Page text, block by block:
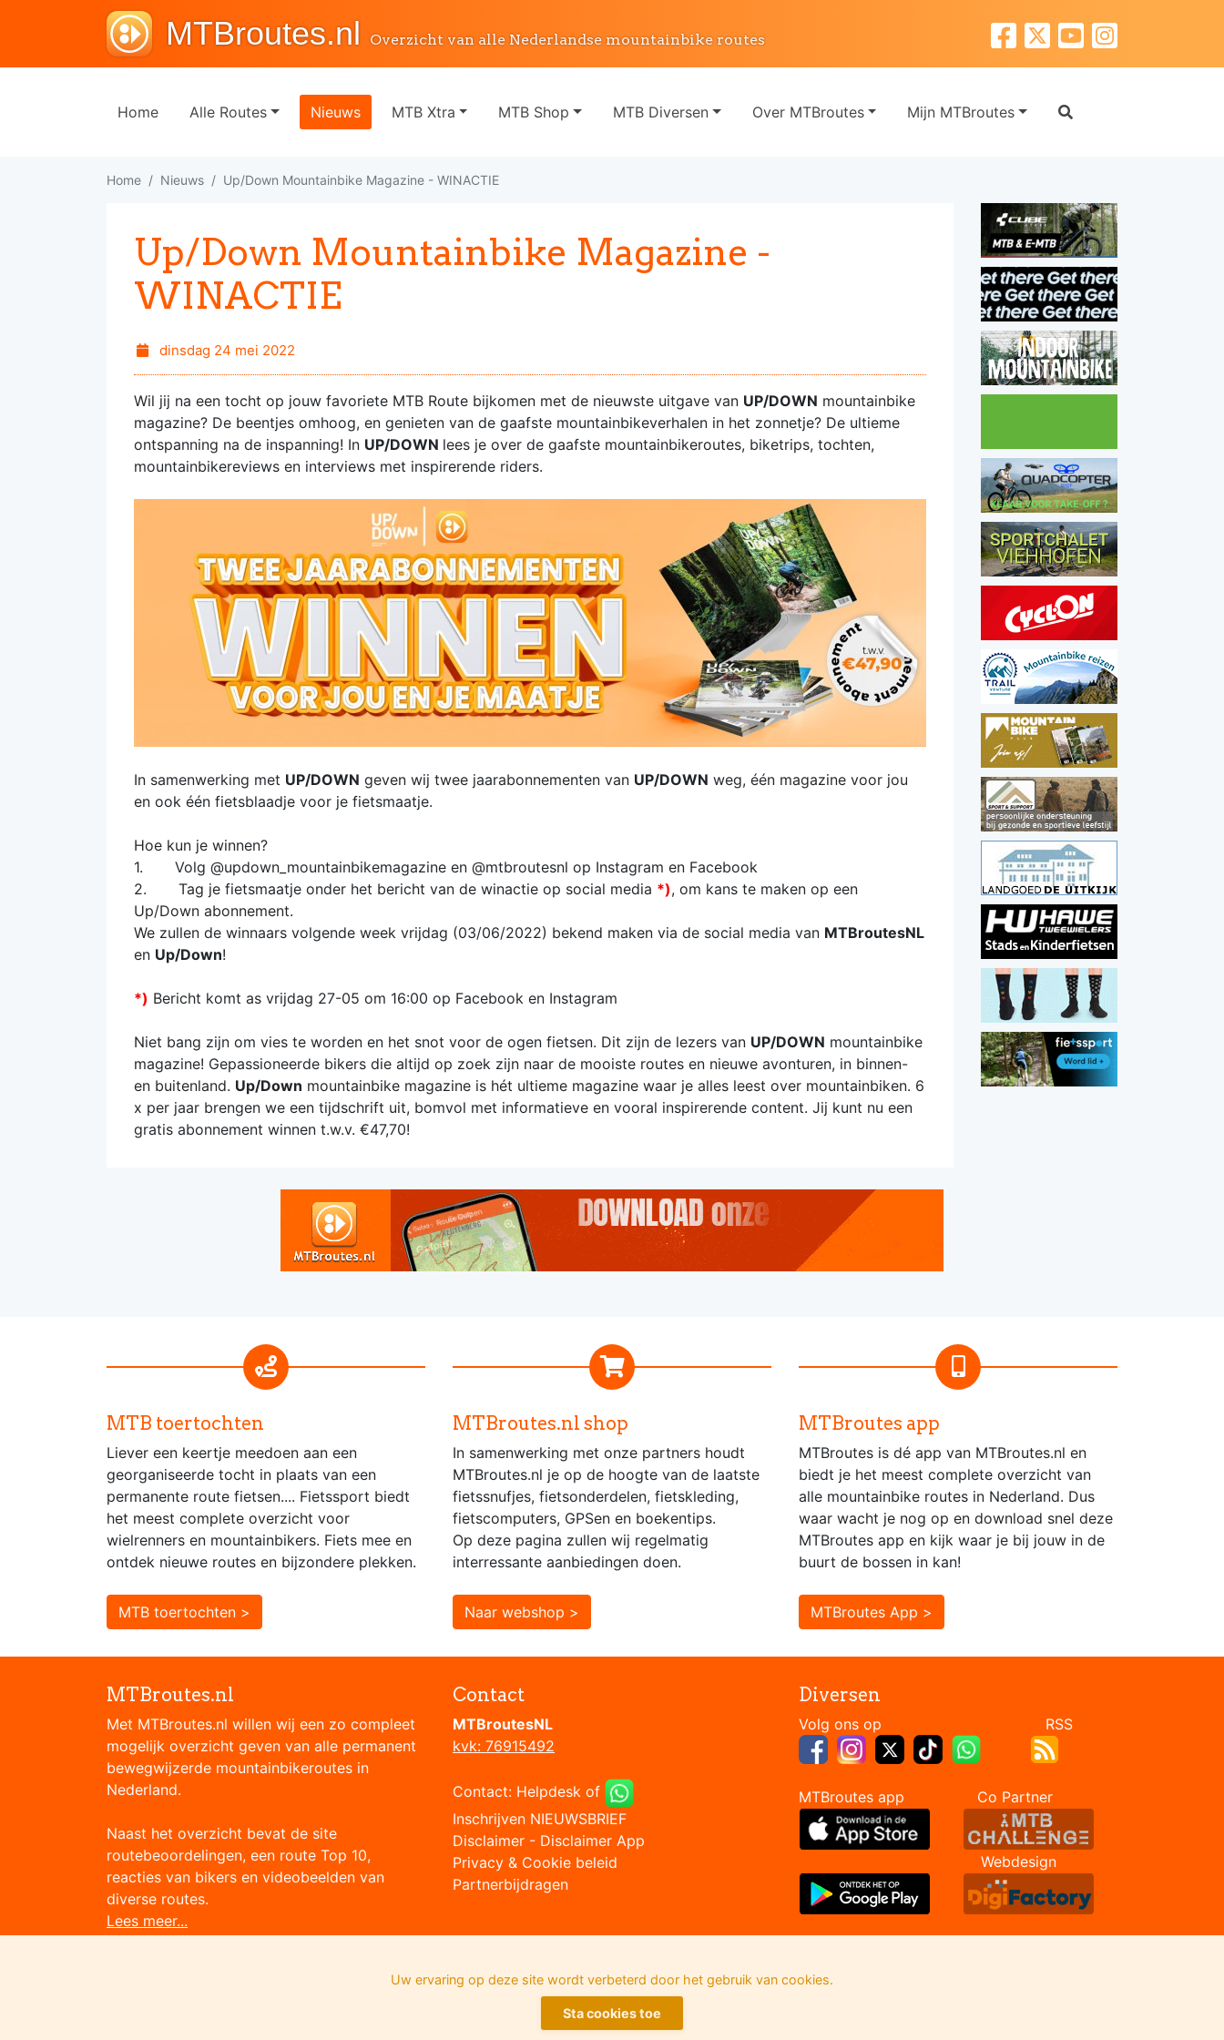
MTBroutes.nl Overzicht van alle Nederlandse mountainbike routes
Home Alle Routes Nieuws MTB Xtra MTB Shop MTB Diversen Over MTBroutes Mijn MTBroutes
Home Nieuws Up/Down Mountainbike Magazine - WINACTIE
Up/Down Mountainbike Magazine -
WINACTIE
dinsdag 24 mei 2022
Wil jij na een tocht op jouw favoriete MTB Route bijkomen met de nieuwste uitgave van UP/DOWN mountainbike
magazine? De beentjes omhoog, en genieten van de gaafste mountainbikeverhalen in het zonnetje? De ultieme
ontspanning na de inspanning! In UP/DOWN lees je over de gaafste mountainbikeroutes, biketrips, tochten,
mountainbikereviews en interviews met inspirerende riders.
In samenwerking met UP/DOWN geven wij twee jaarabonnementen van UP/DOWN weg, één magazine voor jou
en ook één fietsblaadje voor je fietsmaatje.
Hoe kun je winnen?
1. Volg @updown_mountainbikemagazine en @mtbroutesnl op Instagram en Facebook
2. Tag je fietsmaatje onder het bericht van de winactie op social media *), om kans te maken op een
Up/Down abonnement.
We zullen de winnaars volgende week vrijdag (03/06/2022) bekend maken via de social media van MTBroutesNL
en Up/Down!
*) Bericht komt as vrijdag 27-05 om 16:00 op Facebook en Instagram
Niet bang zijn om vies te worden en het snot voor de ogen fietsen. Dit zijn de lezers van UP/DOWN mountainbike
magazine! Gepassioneerde bikers die altijd op zoek zijn naar de mooiste routes en nieuwe avonturen, in binnen-
en buitenland. Up/Down mountainbike magazine is hét ultieme magazine waar je alles leest over mountainbiken. 6
x per jaar brengen we een tijdschrift uit, bomvol met informatieve en vooral inspirerende content. Jij kunt nu een
gratis abonnement winnen t.w.v. €47,70!
MTB toertochten
Liever een keertje meedoen aan een
georganiseerde tocht in plaats van een
permanente route fietsen.... Fietssport biedt
het meest complete overzicht voor
wielrenners en mountainbikers. Fiets mee en
ontdek nieuwe routes en bijzondere plekken.
MTB toertochten >
MTBroutes.nl shop
In samenwerking met onze partners houdt
MTBroutes.nl je op de hoogte van de laatste
fietssnufjes, fietsonderdelen, fietskleding,
fietscomputers, GPSen en boekentips.
Op deze pagina zullen wij regelmatig
interressante aanbiedingen doen.
Naar webshop >
MTBroutes app
MTBroutes is dé app van MTBroutes.nl en
biedt je het meest complete overzicht van
alle mountainbike routes in Nederland. Dus
waar wacht je nog op en download snel deze
MTBroutes app en kijk waar je bij jouw in de
buurt de bossen in kan!
MTBroutes App >
MTBroutes.nl
Met MTBroutes.nl willen wij een zo compleet
mogelijk overzicht geven van alle permanent
bewegwijzerde mountainbikeroutes in
Nederland.
Naast het overzicht bevat de site
routebeoordelingen, een route Top 10,
reacties van bikers en videobeelden van
diverse routes.
Lees meer...
Contact
MTBroutesNL
kvk: 76915492
Contact: Helpdesk of
Inschrijven NIEUWSBRIEF
Disclaimer - Disclaimer App
Privacy & Cookie beleid
Partnerbijdragen
Diversen
Volg ons op RSS
MTBroutes app Co Partner
Webdesign
Uw ervaring op deze site wordt verbeterd door het gebruik van cookies.
Sta cookies toe